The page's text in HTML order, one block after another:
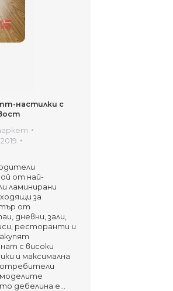
настилки с
от най-
ламинирани
за
от
дневни, зали,
ресторанти и
с високи
и максимална
дебелина е…